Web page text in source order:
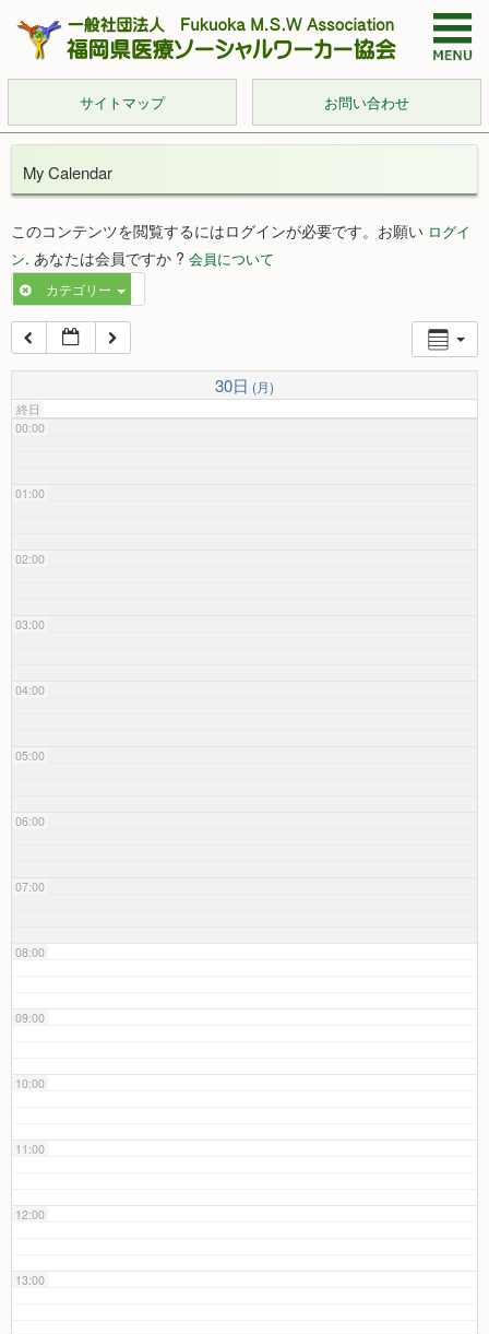
サイトマップ お問い合わせ
My Calendar
このコンテンツを閲覧するにはログインが必要です。お願い ログイ
ン. あなたは会員ですか ? 会員について
カテゴリー
30日 (月)
終日
00:00
01:00
02:00
03:00
04:00
05:00
06:00
07:00
08:00
09:00
10:00
11:00
12:00
13:00